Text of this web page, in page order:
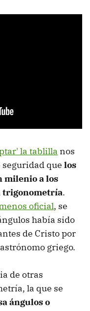
la tablilla nos
que los
milenio a los
trigonometría.
oficial, se
había sido
de Cristo por
griego.
de otras
la que se
ángulos o